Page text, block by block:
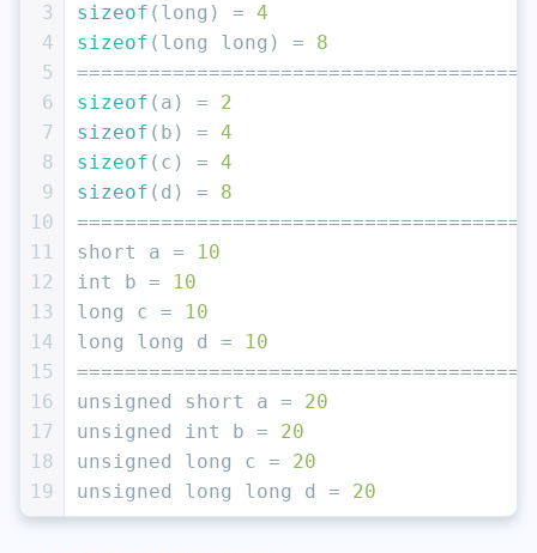
3
4
5
6
7
8
9
10
11
12
13
14
15
16
17
18
19
sizeof ( long ) = 4
sizeof ( long long ) = 8
=====================================
sizeof (a) = 2
sizeof (b) = 4
sizeof (c) = 4
sizeof (d) = 8
=====================================
short
a =
10
int
b =
10
long
c =
10
long
long d =
10
=====================================
unsigned
short a = 20
unsigned
int b = 20
unsigned
long c = 20
unsigned
long long d = 20